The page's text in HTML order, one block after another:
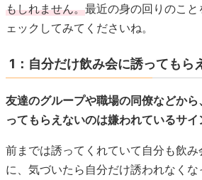
もしれません。最近の身の回りのこ
ェックしてみてくださいね。
1：自分だけ飲み会に誘ってもら
友達のグループや職場の同僚などか
ってもらえないのは嫌われているサイ
前までは誘ってくれていて自分も飲
に、気づいたら自分だけ誘われなく